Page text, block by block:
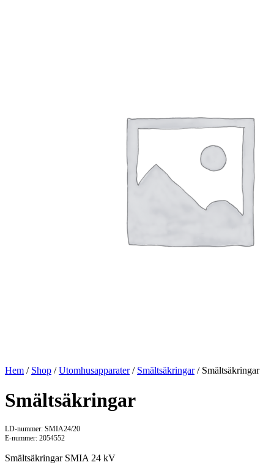
Hem / Shop /Utomhusapparater/ Smältsäkringar/ Smältsäkringar
Smältsäkringar
LD-nummer: SMIA24/20
E-nummer: 2054552
Smältsäkringar SMIA 24 kV